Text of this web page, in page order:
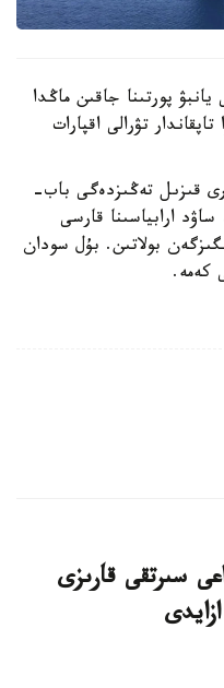
پورتىنا جاقىن ماڭدا
تۋرالى اقپارات
قىزىل تەڭىزدەگى باب-
ارابياسىنا قارسى
شىلدەدە ەنگىزگەن بولاتىن. بۇل سودان
كەمە.
سىرتقى قارىزى